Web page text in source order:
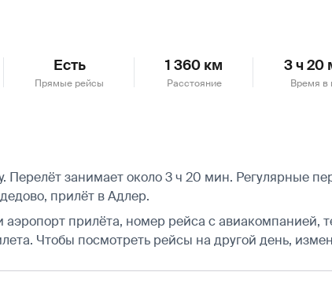
Есть
Прямые рейсы
1 360 км
Расстояние
3 ч 20
Время в
занимает около 3 ч 20 мин. Регулярные
прилёт в Адлер.
прилёта, номер рейса с авиакомпанией,
Чтобы посмотреть рейсы на другой день,